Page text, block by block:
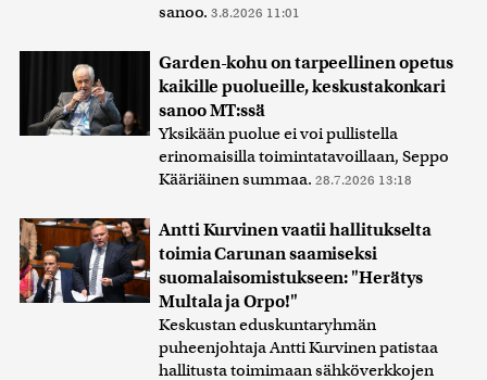
sanoo. 3.8.2026 11:01
Garden-kohu on tarpeellinen opetus
kaikille puolueille, keskustakonkari
sanoo MT:ssä
Yksikään puolue ei voi pullistella
erinomaisilla toimintatavoillaan, Seppo
Kääriäinen summaa. 28.7.2026 13:18
Antti Kurvinen vaatii hallitukselta
toimia Carunan saamiseksi
suomalaisomistukseen: "Herätys
Multala ja Orpo!"
Keskustan eduskuntaryhmän
puheenjohtaja Antti Kurvinen patistaa
hallitusta toimimaan sähköverkkojen